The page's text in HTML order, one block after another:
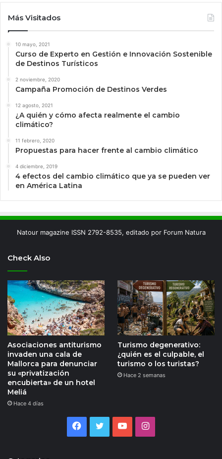
Más Visitados
10 mayo, 2021
Curso de Experto en Gestión e Innovación Sostenible
de Destinos Turísticos
2 noviembre, 2020
Campaña Promoción de Destinos Verdes
12 agosto, 2021
¿A quién y cómo afecta realmente el cambio
climático?
11 febrero, 2020
Propuestas para hacer frente al cambio climático
4 diciembre, 2019
4 efectos del cambio climático que ya se pueden ver
en América Latina
Natour magazine ISSN 2792-8535, editado por Forum Natura
Check Also
Asociaciones antiturismo
invaden una cala de
Mallorca para denunciar
su «privatización
encubierta» de un hotel
Meliá
Hace 4 días
Turismo degenerativo:
¿quién es el culpable, el
turismo o los turistas?
Hace 2 semanas
Facebook
TwitterYouTubeInstagram